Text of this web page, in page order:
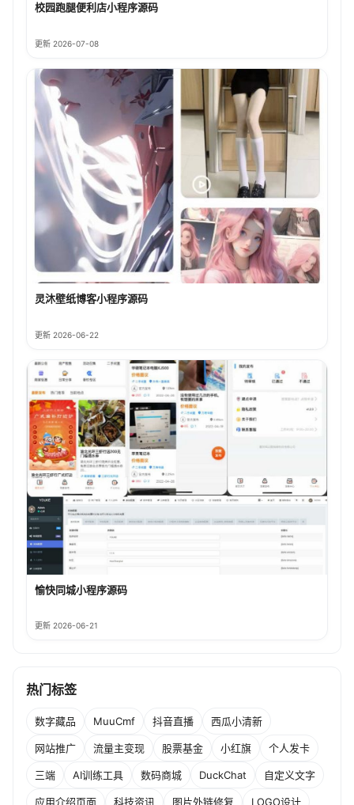
校园跑腿便利店小程序源码
更新 2026-07-08
灵沐壁纸博客小程序源码
更新 2026-06-22
愉快同城小程序源码
更新 2026-06-21
热门标签
数字藏品 MuuCmf 抖音直播 西瓜小清新
网站推广 流量主变现 股票基金 小红旗 个人发卡
三端 AI训练工具 数码商城 DuckChat 自定义文字
应用介绍页面 科技资讯 图片外链修复 LOGO设计